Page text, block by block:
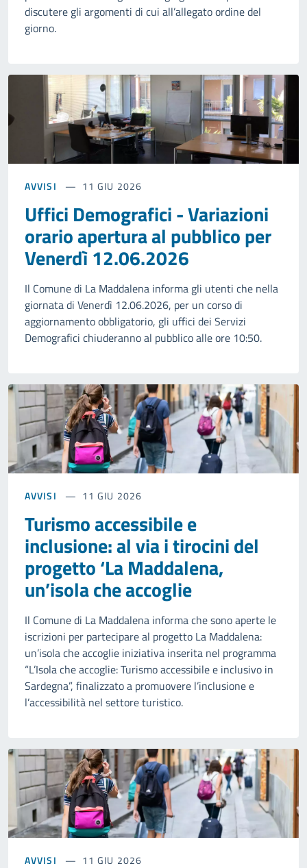
discutere gli argomenti di cui all’allegato ordine del
giorno.
AVVISI 11 GIU 2026
Uffici Demografici - Variazioni
orario apertura al pubblico per
Venerdì 12.06.2026
Il Comune di La Maddalena informa gli utenti che nella
giornata di Venerdì 12.06.2026, per un corso di
aggiornamento obbligatorio, gli uffici dei Servizi
Demografici chiuderanno al pubblico alle ore 10:50.
AVVISI 11 GIU 2026
Turismo accessibile e
inclusione: al via i tirocini del
progetto ‘La Maddalena,
un’isola che accoglie
Il Comune di La Maddalena informa che sono aperte le
iscrizioni per partecipare al progetto La Maddalena:
un’isola che accoglie iniziativa inserita nel programma
“L’Isola che accoglie: Turismo accessibile e inclusivo in
Sardegna”, finalizzato a promuovere l’inclusione e
l’accessibilità nel settore turistico.
AVVISI 11 GIU 2026